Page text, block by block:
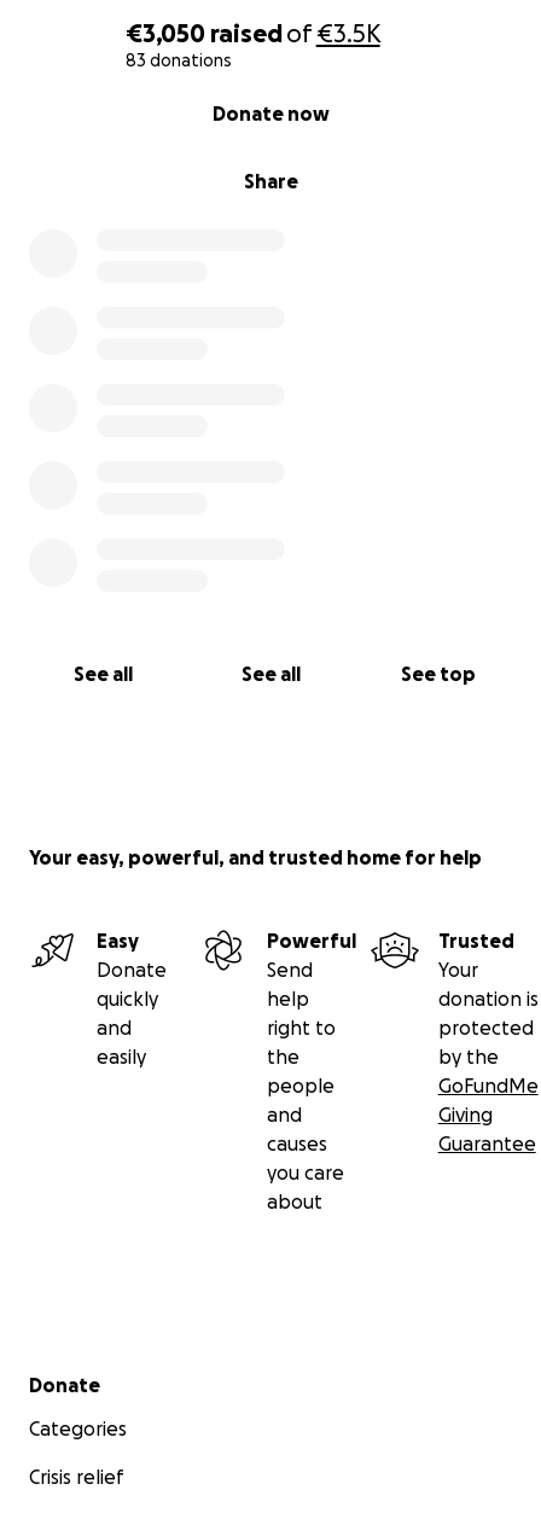
€3,050 raisedof€3.5K
83 donations
Share
Donate now
See all See all See top
Your easy, powerful, and trusted home for help
Easy
Donate
quickly
and
easily
Powerful
Send
help
right to
the
people
and
causes
you care
about
Trusted
Your
donation is
protected
by the
GoFundMe
Giving
Guarantee
Secondary menu
Donate
Categories
Crisis relief